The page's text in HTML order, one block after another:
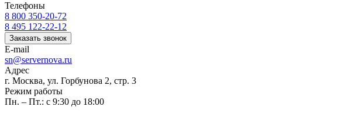
Телефоны
8 800 350-20-72
8 495 122-22-12
Заказать звонок
E-mail
sn@servernova.ru
Адрес
г. Москва, ул. Горбунова 2, стр. 3
Режим работы
Пн. – Пт.: с 9:30 до 18:00